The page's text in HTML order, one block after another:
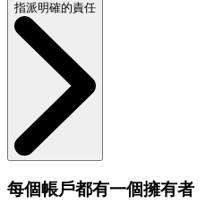
指派明確的責任
每個帳戶都有一個擁有者